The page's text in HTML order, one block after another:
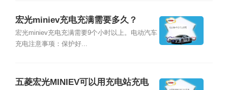
宏光miniev充电充满需要多久？
宏光miniev充电充满需要9个小时以上。电动汽车
充电注意事项：保护好...
五菱宏光MINIEV可以用充电站充电